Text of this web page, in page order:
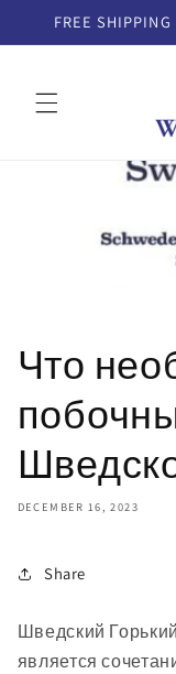
Skip to
content
FREE
Что
DECEMBER 16, 2023
Share
Шведский
является